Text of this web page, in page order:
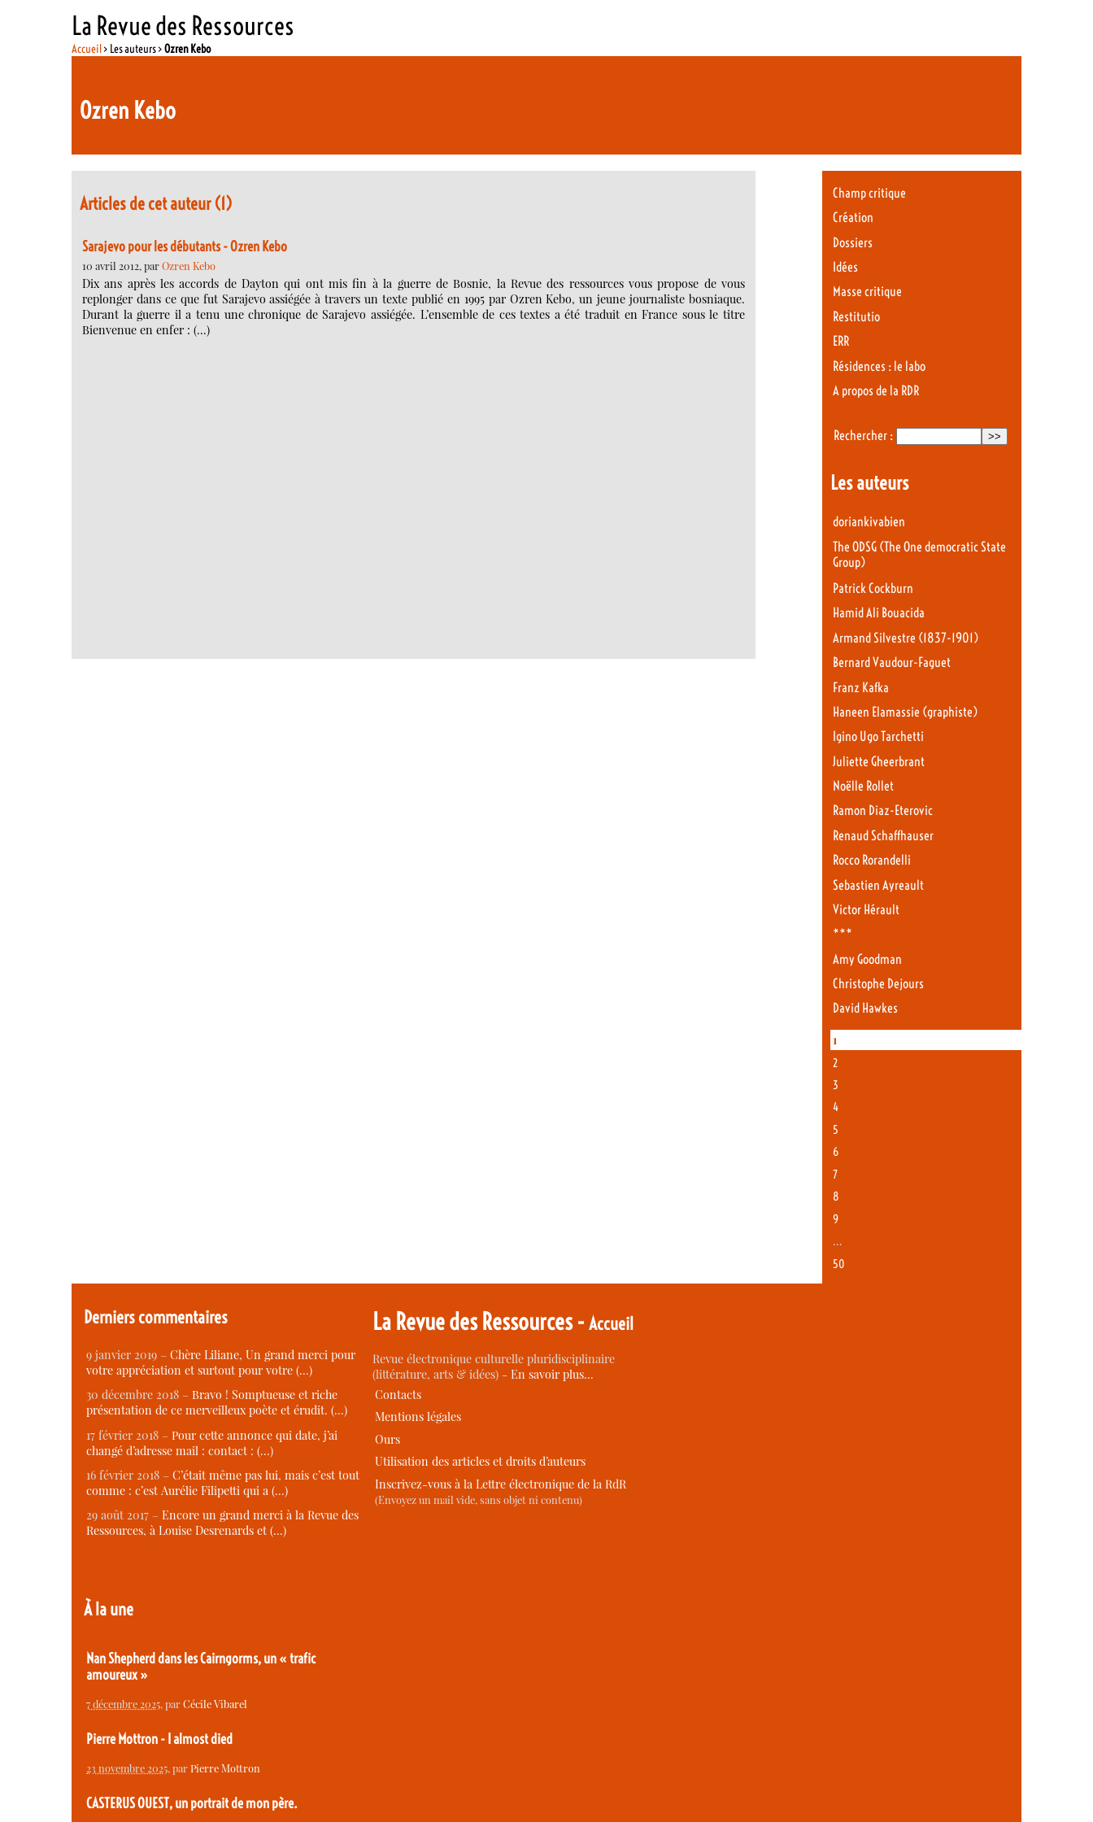
La Revue des Ressources
Accueil> Les auteurs >Ozren Kebo
Ozren Kebo
Articles de cet auteur (1)
Sarajevo pour les débutants - Ozren Kebo
10 avril 2012, parOzren Kebo
Dix ans après les accords de Dayton qui ont mis fin à la guerre de Bosnie, la Revue des ressources vous propose de vous
replonger dans ce que fut Sarajevo assiégée à travers un texte publié en 1995 par Ozren Kebo, un jeune journaliste bosniaque.
Durant la guerre il a tenu une chronique de Sarajevo assiégée. L’ensemble de ces textes a été traduit en France sous le titre
Bienvenue en enfer : (…)
Champ critique
Création
Dossiers
Idées
Masse critique
Restitutio
ERR
Résidences : le labo
A propos de la RDR
Rechercher :
Les auteurs
doriankivabien
The ODSG (The One democratic State
Group)
Patrick Cockburn
Hamid Ali Bouacida
Armand Silvestre (1837-1901)
Bernard Vaudour-Faguet
Franz Kafka
Haneen Elamassie (graphiste)
Igino Ugo Tarchetti
Juliette Gheerbrant
Noëlle Rollet
Ramon Diaz-Eterovic
Renaud Schaffhauser
Rocco Rorandelli
Sebastien Ayreault
Victor Hérault
***
Amy Goodman
Christophe Dejours
David Hawkes
1
2
3
4
5
6
7
8
9
…
50
Derniers commentaires
9 janvier 2019 – Chère Liliane, Un grand merci pour
votre appréciation et surtout pour votre (…)
30 décembre 2018 – Bravo ! Somptueuse et riche
présentation de ce merveilleux poète et érudit. (…)
17 février 2018 – Pour cette annonce qui date, j’ai
changé d’adresse mail : contact : (…)
16 février 2018 – C’était même pas lui, mais c’est tout
comme : c’est Aurélie Filipetti qui a (…)
29 août 2017 – Encore un grand merci à la Revue des
Ressources, à Louise Desrenards et (…)
À la une
Nan Shepherd dans les Cairngorms, un « trafic
amoureux »
7 décembre 2025, parCécile Vibarel
Pierre Mottron - I almost died
23 novembre 2025, parPierre Mottron
CASTERUS OUEST, un portrait de mon père.
La Revue des Ressources -Accueil
Revue électronique culturelle pluridisciplinaire
(littérature, arts & idées) -En savoir plus…
Contacts
Mentions légales
Ours
Utilisation des articles et droits d’auteurs
Inscrivez-vous à la Lettre électronique de la RdR
(Envoyez un mail vide, sans objet ni contenu)